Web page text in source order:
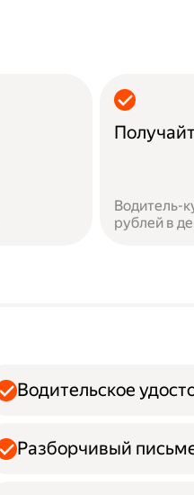
Водитель-
рублей в
Водительское
Разборчивый